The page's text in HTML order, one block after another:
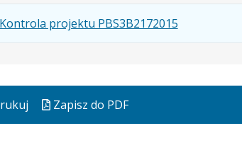
Kontrola projektu PBS3B2172015.
pdf
.
kB
.
nowej
Zapisz do PDF